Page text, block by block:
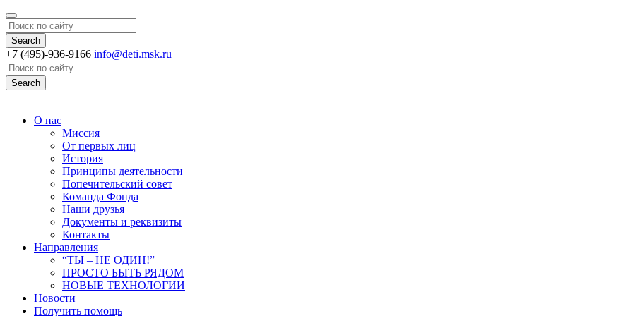
Search
+7 (495)-936-9166 info@deti.msk.ru
Search
О нас
Миссия
От первых лиц
История
Принципы деятельности
Попечительский совет
Команда Фонда
Наши друзья
Документы и реквизиты
Контакты
Направления
“ТЫ – НЕ ОДИН!”
ПРОСТО БЫТЬ РЯДОМ
НОВЫЕ ТЕХНОЛОГИИ
Новости
Получить помощь